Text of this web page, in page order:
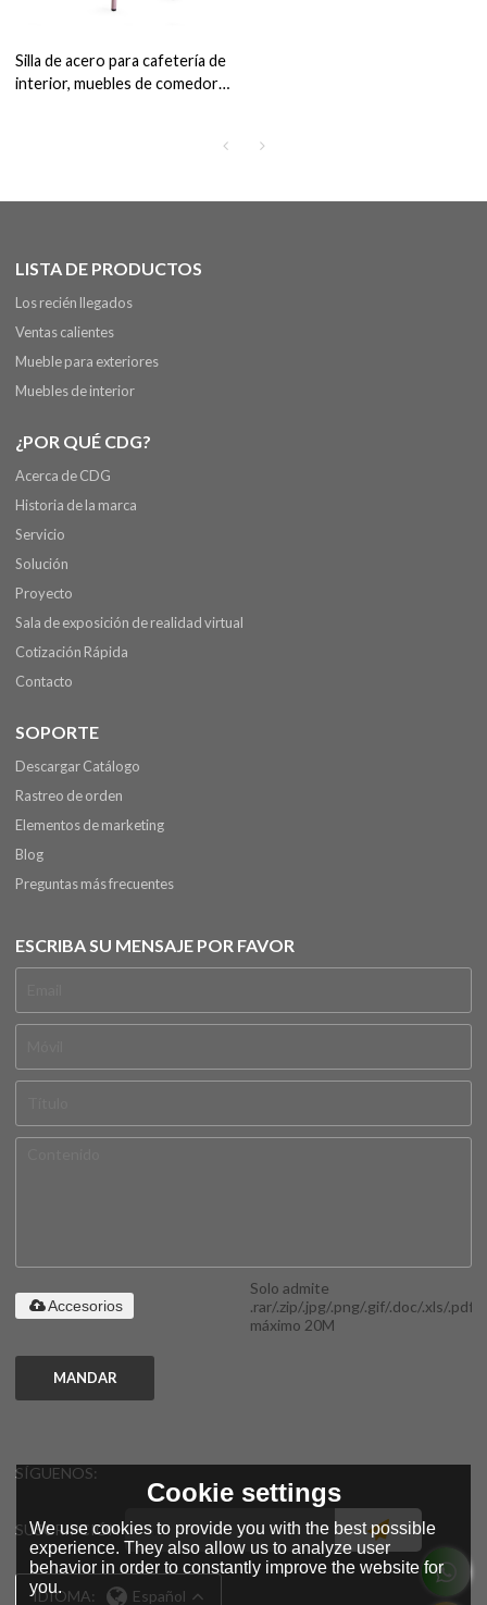
Silla de acero para cafetería de
interior, muebles de comedor
LISTA DE PRODUCTOS
Los recién llegados
Ventas calientes
Mueble para exteriores
Muebles de interior
¿POR QUÉ CDG?
Acerca de CDG
Historia de la marca
Servicio
Solución
Proyecto
Sala de exposición de realidad virtual
Cotización Rápida
Contacto
SOPORTE
Descargar Catálogo
Rastreo de orden
Elementos de marketing
Blog
Preguntas más frecuentes
ESCRIBA SU MENSAJE POR FAVOR
Solo admite
.rar/.zip/.jpg/.png/.gif/.doc/.xls/.pdf,
máximo 20M
Accesorios
MANDAR
SÍGUENOS:
SUSCRIPCIÓN
IDIOMA: Español
Cookie settings
We use cookies to provide you with the best possible
experience. They also allow us to analyze user
behavior in order to constantly improve the website for
you.